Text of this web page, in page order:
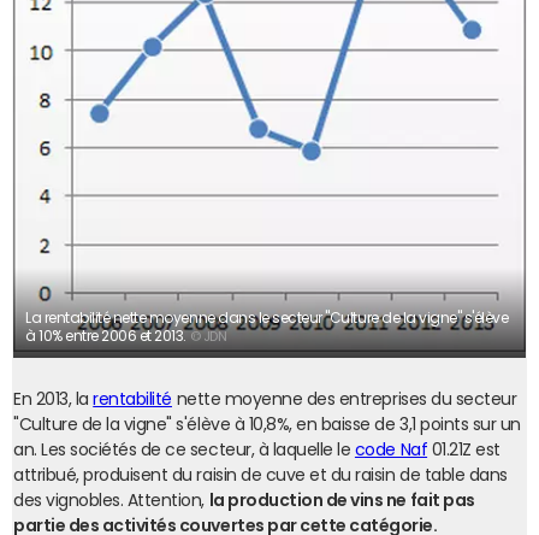
La rentabilité nette moyenne dans le secteur "Culture de la vigne" s'élève
à 10% entre 2006 et 2013.
© JDN
En 2013, larentabilité nette moyenne des entreprises du secteur
"Culture de la vigne" s'élève à 10,8%, en baisse de 3,1 points sur un
an. Les sociétés de ce secteur, à laquelle le code Naf 01.21Z est
attribué, produisent du raisin de cuve et du raisin de table dans
des vignobles. Attention, la production de vins ne fait pas
partie des activités couvertes par cette catégorie.